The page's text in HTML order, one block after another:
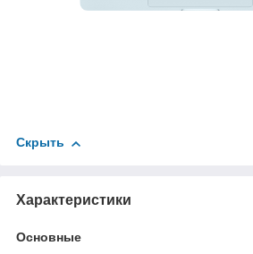
Скрыть
Характеристики
Основные